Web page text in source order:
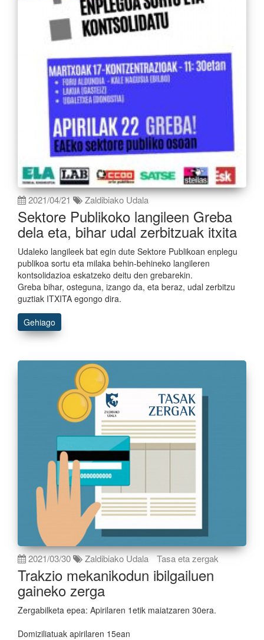
2021/04/21 Zaldibiako Udala
Sektore Publikoko langileen Greba
dela eta, bihar udal zerbitzuak itxita
Udaleko langileek bat egin dute Sektore Publikoan enplegu
publikoa sortu eta milaka behin-behineko langileren
kontsolidazioa eskatzeko deitu den grebarekin.
Greba bihar, osteguna, izango da, eta beraz, udal zerbitzu
guztiak ITXITA egongo dira.
Gehiago
2021/03/30 Zaldibiako Udala Tasa eta zergak
Trakzio mekanikodun ibilgailuen
gaineko zerga
Zergabilketa epea: Apirilaren 1etik maiatzaren 30era.
Domiziliatuak apirilaren 15ean